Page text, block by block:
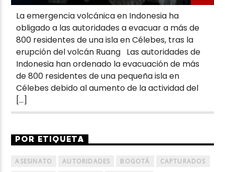
La emergencia volcánica en Indonesia ha
obligado a las autoridades a evacuar a más de
800 residentes de una isla en Célebes, tras la
erupción del volcán Ruang Las autoridades de
Indonesia han ordenado la evacuación de más
de 800 residentes de una pequeña isla en
Célebes debido al aumento de la actividad del
[…]
POR ETIQUETA
ASESINATO AUTORIDADES BOGOTÁ
CAPTURADOS